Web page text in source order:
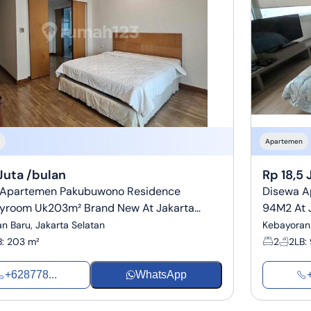
/bulan
Pakubuwono Residence
Uk203m² Brand New At Jakarta
Baru, Jakarta Selatan
: 203 m²
+628778... WhatsApp
Apartemen
Rp
Disewa
94M2 At
2
2LB: